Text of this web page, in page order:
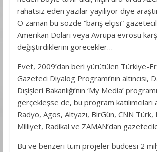
rahatsız eden yazılar yayılıyor diye
O zaman bu sözde “barış elçisi”
Amerikan Doları veya Avrupa evrosu
değiştirdiklerini görecekler…
Evet, 2009’dan beri yürütülen Türkiye-
Gazeteci Diyalog Programı’nın altıncısı,
Dışişleri Bakanlığı’nın ‘My Media’
gerçekleşse de, bu program katılımcıları
Radyo, Agos, Altyazı, BirGün, CNN
Milliyet, Radikal ve ZAMAN’dan
Bu ve benzeri tüm projeler büdcesi 2